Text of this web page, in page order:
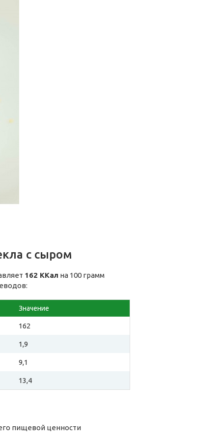
с сыром
162 ККал на 100 грамм
Значение
162
1,9
9,1
13,4
пищевой ценности